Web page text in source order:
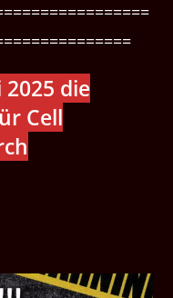
die
Cell